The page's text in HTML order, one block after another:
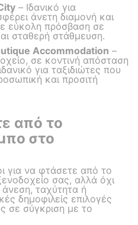
– Ιδανικό για
άνετη διαμονή και
εύκολη πρόσβαση σε
σταθερή στάθμευση.
Accommodation –
σε κοντινή απόσταση
για ταξιδιώτες που
και προσιτή
από το
στο
για να φτάσετε από το
σας, αλλά όχι
άνεση, ταχύτητα ή
δημοφιλείς επιλογές
σε σύγκριση με το